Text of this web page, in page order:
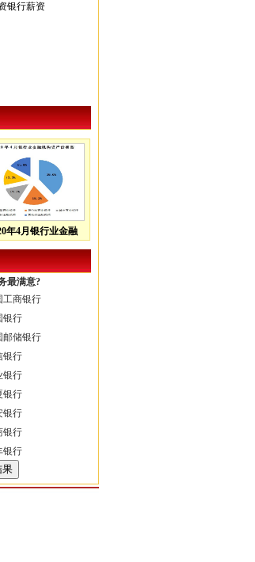
银行薪资
年4月银行业金融
最满意?
工商银行
银行
邮储银行
银行
银行
银行
银行
银行
银行